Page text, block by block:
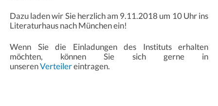
Dazu laden wir Sie herzlich am 9.11.2018 um 10 Uhr ins
Literaturhaus nach München ein!
Wenn Sie die Einladungen des Instituts erhalten
möchten, können Sie sich gerne in
unserenVerteilereintragen.